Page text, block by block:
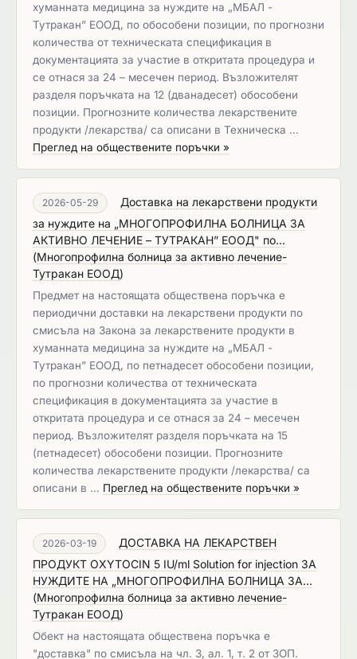
хуманната медицина за нуждите на „МБАЛ -
Тутракан” ЕООД, по обособени позиции, по прогнозни
количества от техническата спецификация в
документацията за участие в откритата процедура и
се отнася за 24 – месечен период. Възложителят
разделя поръчката на 12 (дванадесет) обособени
позиции. Прогнозните количества лекарствените
продукти /лекарства/ са описани в Техническа …
Преглед на обществените поръчки »
2026-05-29
Доставка на лекарствени продукти
за нуждите на „МНОГОПРОФИЛНА БОЛНИЦА ЗА
АКТИВНО ЛЕЧЕНИЕ – ТУТРАКАН” ЕООД" по...
(Многопрофилна болница за активно лечение-
Тутракан ЕООД)
Предмет на настоящата обществена поръчка e
периодични дoставки на лекарствени продукти по
смисъла на Закона за лекарствените продукти в
хуманната медицина за нуждите на „МБАЛ -
Тутракан” ЕООД, по петнадесет обособени позиции,
по прогнозни количества от техническата
спецификация в документацията за участие в
откритата процедура и се отнася за 24 – месечен
период. Възложителят разделя поръчката на 15
(петнадесет) обособени позиции. Прогнозните
количества лекарствените продукти /лекарства/ са
описани в … Преглед на обществените поръчки »
2026-03-19
ДОСТАВКА НА ЛЕКАРСТВЕН
ПРОДУКТ OXYTOCIN 5 IU/ml Solution for injection ЗА
НУЖДИТЕ НА „МНОГОПРОФИЛНА БОЛНИЦА ЗА...
(Многопрофилна болница за активно лечение-
Тутракан ЕООД)
Обект на настоящата обществена поръчка е
"доставка" по смисъла на чл. 3, ал. 1, т. 2 от ЗОП.